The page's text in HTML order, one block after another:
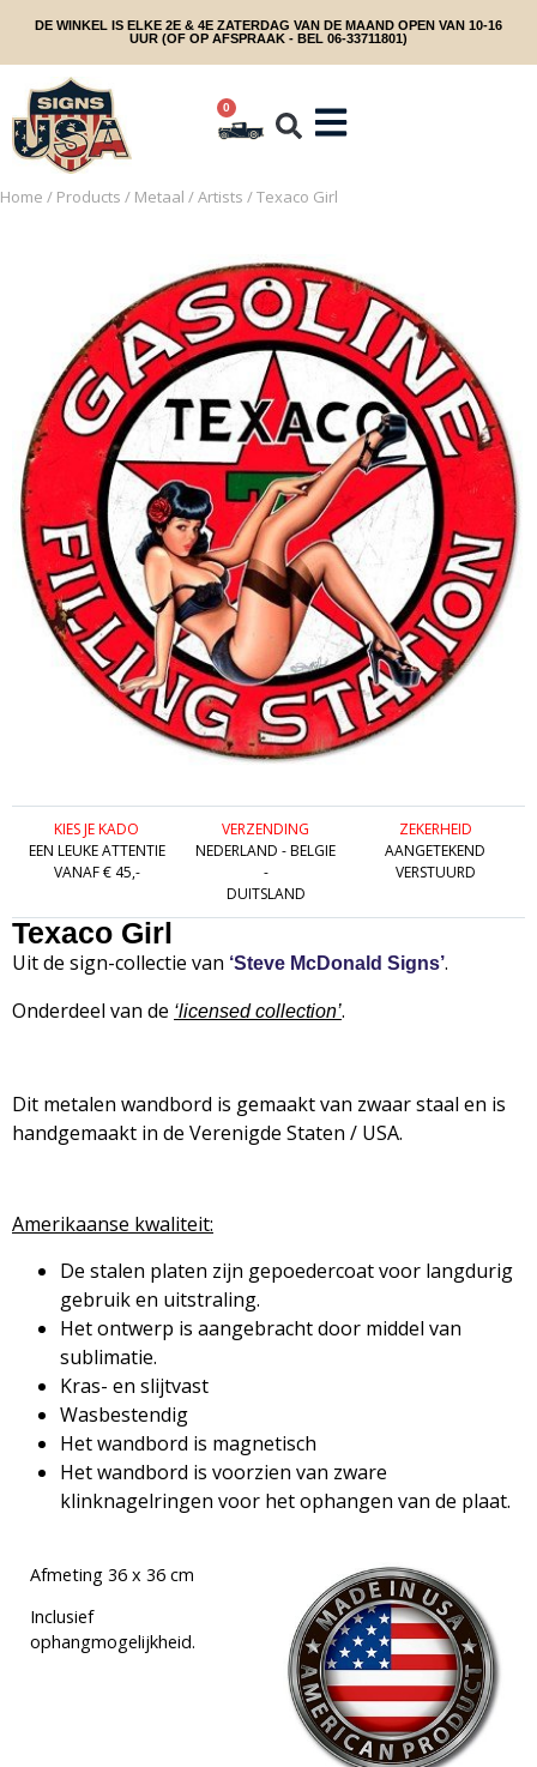
DE WINKEL IS ELKE 2E & 4E ZATERDAG VAN DE MAAND OPEN VAN 10-16
UUR (OF OP AFSPRAAK - BEL 06-33711801)
0
Home / Products / Metaal /Artists / Texaco Girl
KIES JE KADO
EEN LEUKE ATTENTIE
VANAF € 45,-
VERZENDING
NEDERLAND - BELGIE
-
DUITSLAND
ZEKERHEID
AANGETEKEND
VERSTUURD
Texaco Girl
Uit de sign-collectie van ‘Steve McDonald Signs’.
Onderdeel van de ‘licensed collection’.
Dit metalen wandbord is gemaakt van zwaar staal en is
handgemaakt in de Verenigde Staten / USA.
Amerikaanse kwaliteit:
De stalen platen zijn gepoedercoat voor langdurig
gebruik en uitstraling.
Het ontwerp is aangebracht door middel van
sublimatie.
Kras- en slijtvast
Wasbestendig
Het wandbord is magnetisch
Het wandbord is voorzien van zware
klinknagelringen voor het ophangen van de plaat.
Afmeting 36 x 36 cm
Inclusief
ophangmogelijkheid.